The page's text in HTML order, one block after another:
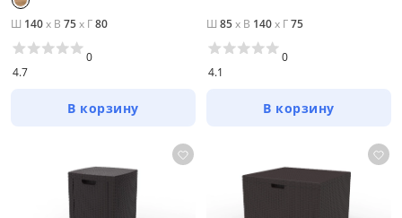
Ш 140x В 75x Г80
4.7
0
В корзину
Ш 85x В 140x Г75
4.1
0
В корзину